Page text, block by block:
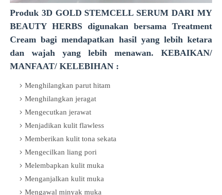
Produk 3D GOLD STEMCELL SERUM DARI MY
BEAUTY HERBS digunakan bersama Treatment
Cream bagi mendapatkan hasil yang lebih ketara
dan wajah yang lebih menawan. KEBAIKAN/
MANFAAT/ KELEBIHAN :
Menghilangkan parut hitam
Menghilangkan jeragat
Mengecutkan jerawat
Menjadikan kulit flawless
Memberikan kulit tona sekata
Mengecilkan liang pori
Melembapkan kulit muka
Menganjalkan kulit muka
Mengawal minyak muka